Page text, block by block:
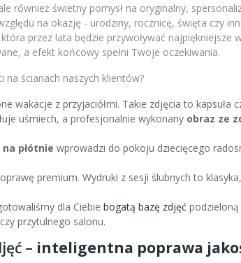
również świetny pomysł na oryginalny,
na okazję - urodziny, rocznicę, święta czy
przez lata będzie przywoływać najpiękniejsze
a efekt końcowy spełni Twoje oczekiwania.
na ścianach naszych klientów?
wakacje z przyjaciółmi. Takie zdjęcia to kapsuła
uśmiech, a profesjonalnie wykonany obraz ze
płótnie wprowadzi do pokoju dziecięcego
premium. Wydruki z sesji ślubnych to
dla Ciebie bogatą bazę zdjęć
przytulnego salonu.
– inteligentna poprawa